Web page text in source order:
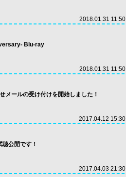
2018.01.31 11:50
Blu-ray
2018.01.31 11:50
メールの受け付けを開始しました！
2017.04.12 15:30
公開です！
2017.04.03 21:30